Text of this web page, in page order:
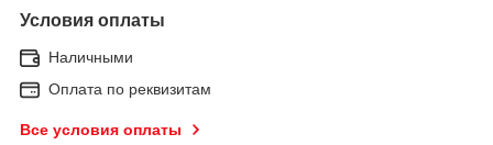
Условия оплаты
Наличными
Оплата по реквизитам
Все условия оплаты